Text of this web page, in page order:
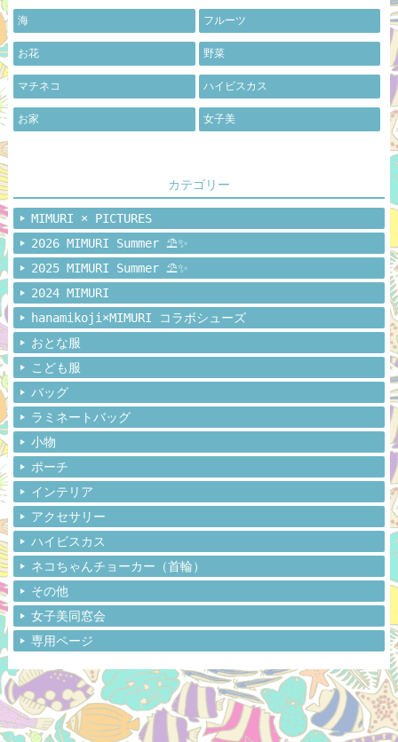
海 フルーツ
お花 野菜
マチネコ ハイビスカス
お家 女子美
カテゴリー
MIMURI × PICTURES
2026 MIMURI Summer ⛱️✨
2025 MIMURI Summer ⛱️✨
2024 MIMURI
hanamikoji×MIMURI コラボシューズ
おとな服
こども服
バッグ
ラミネートバッグ
小物
ポーチ
インテリア
アクセサリー
ハイビスカス
ネコちゃんチョーカー（首輪）
その他
女子美同窓会
専用ページ